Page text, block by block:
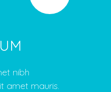
nibh
amet mauris.